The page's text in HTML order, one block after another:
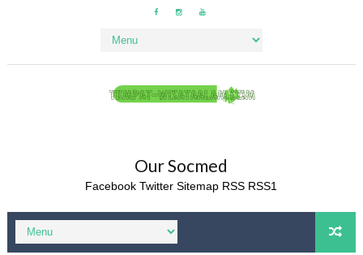
Our Socmed
Facebook TwitterSitemap RSS RSS1